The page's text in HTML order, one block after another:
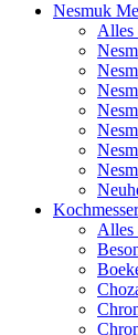
Nesmuk
Alles
Kochmesser
Alles